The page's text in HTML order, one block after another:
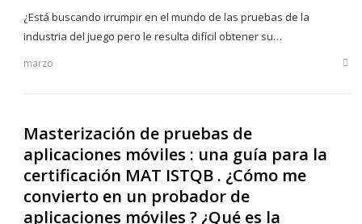
¿Está buscando irrumpir en el mundo de las pruebas de la
industria del juego pero le resulta difícil obtener su…
marzo
Masterización de pruebas de
aplicaciones móviles : una guía para la
certificación MAT ISTQB . ¿Cómo me
convierto en un probador de
aplicaciones móviles ? ¿Qué es la